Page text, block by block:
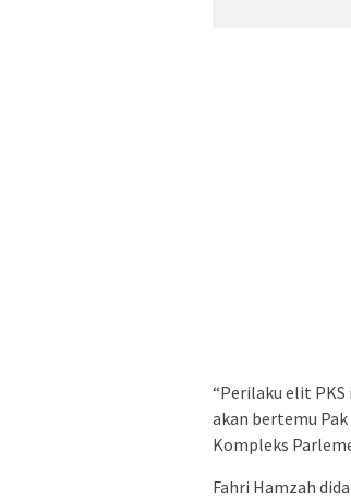
“Perilaku elit PKS
akan bertemu
Kompleks
Fahri Hamzah